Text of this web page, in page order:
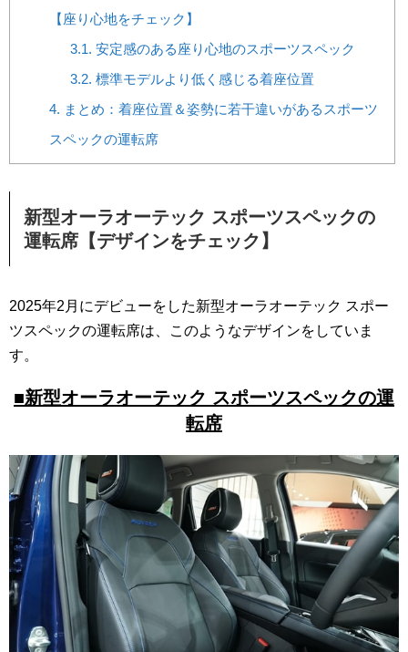
【座り心地をチェック】
3.1. 安定感のある座り心地のスポーツスペック
3.2. 標準モデルより低く感じる着座位置
4. まとめ：着座位置＆姿勢に若干違いがあるスポーツ
スペックの運転席
新型オーラオーテック スポーツスペックの
運転席【デザインをチェック】
2025年2月にデビューをした新型オーラオーテック スポー
ツスペックの運転席は、このようなデザインをしていま
す。
■新型オーラオーテック スポーツスペックの運
転席